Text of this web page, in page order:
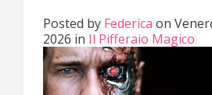
Posted by Federica on
2026 in Il Pifferaio Magico